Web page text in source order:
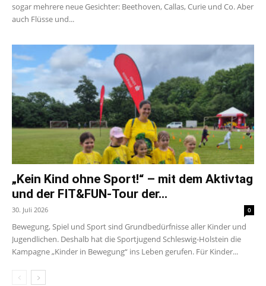
sogar mehrere neue Gesichter: Beethoven, Callas, Curie und Co. Aber
auch Flüsse und...
„Kein Kind ohne Sport!“ – mit dem Aktivtag
und der FIT&FUN-Tour der...
30. Juli 2026 0
Bewegung, Spiel und Sport sind Grundbedürfnisse aller Kinder und
Jugendlichen. Deshalb hat die Sportjugend Schleswig-Holstein die
Kampagne „Kinder in Bewegung“ ins Leben gerufen. Für Kinder...